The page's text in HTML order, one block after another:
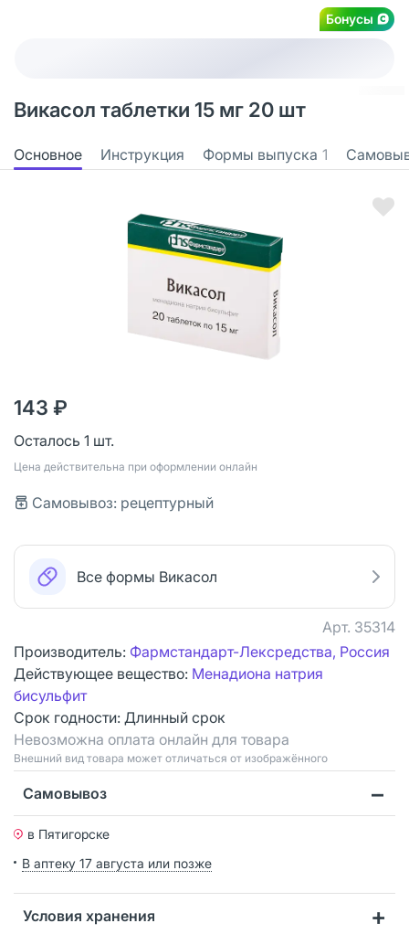
Бонусы
Викасол таблетки 15 мг 20 шт
Основное Инструкция Формы выпуска 1
143 ₽
Осталось 1 шт.
Цена действительна при оформлении онлайн
Самовывоз: рецептурный
Все формы Викасол
Арт. 35314
Производитель: Фармстандарт-Лексредства, Россия
Действующее вещество: Менадиона натрия
бисульфит
Срок годности: Длинный срок
Невозможна оплата онлайн для товара
Bнешний вид товара может отличаться от изображённого
Самовывоз
в Пятигорске
В аптеку 17 августа или позже
Условия хранения